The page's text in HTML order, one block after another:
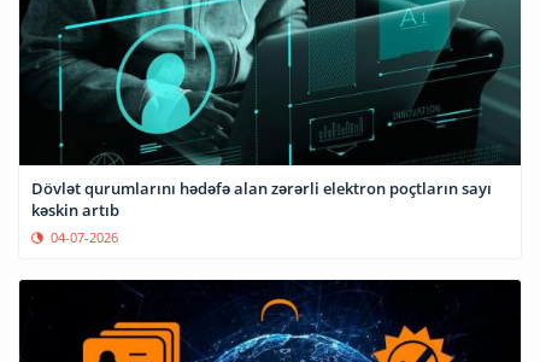
Dövlət qurumlarını hədəfə alan zərərli elektron poçtların sayı
kəskin artıb
04-07-2026